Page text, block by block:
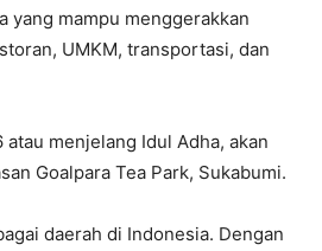
yang mampu menggerakkan
UMKM, transportasi, dan
menjelang Idul Adha, akan
Goalpara Tea Park, Sukabumi.
daerah di Indonesia. Dengan